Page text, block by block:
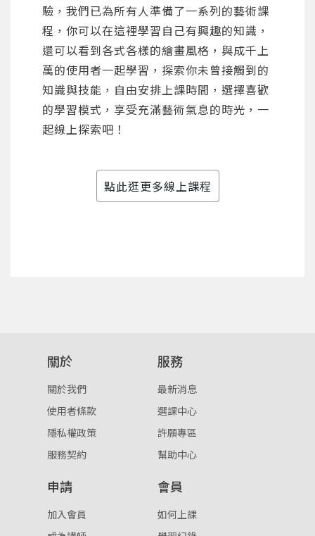
註冊
按下註冊即代表你同意我們的使用者條款
。
驗，我們已為所有人準備了一系列的藝術課
程，你可以在這裡學習自己有興趣的知識，
還可以看到各式各樣的繪畫風格，與成千上
萬的使用者一起學習，探索你未曾接觸到的
知識與技能，自由安排上課時間，選擇喜歡
的學習模式，享受充滿藝術氣息的時光，一
起線上探索吧！
點此逛更多線上課程
關於
關於我們
使用者條款
隱私權政策
服務契約
服務
最新消息
選課中心
許願專區
幫助中心
申請
加入會員
會員
如何上課